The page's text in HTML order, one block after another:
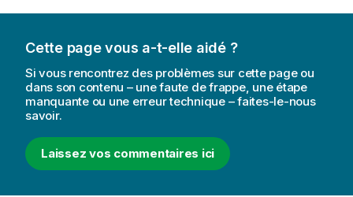
Cette page vous a-t-elle aidé ?
Si vous rencontrez des problèmes sur cette page ou
dans son contenu – une faute de frappe, une étape
manquante ou une erreur technique – faites-le-nous
savoir.
Laissez vos commentaires ici